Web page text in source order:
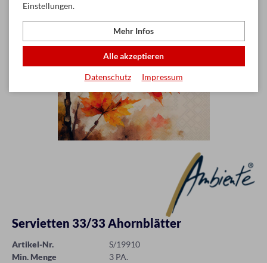
Servietten 33/33 Ahornblätter
Artikel-Nr.
S/19910
Min. Menge
3 PA.
Einstellungen.
Mehr Infos
Alle akzeptieren
Datenschutz Impressum